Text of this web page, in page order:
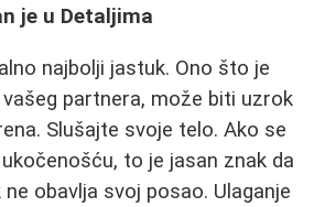
je u Detaljima
najbolji jastuk. Ono što je
partnera, može biti uzrok
Slušajte svoje telo. Ako se
to je jasan znak da
obavlja svoj posao. Ulaganje